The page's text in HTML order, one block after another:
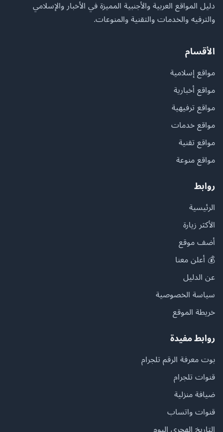
دليل المواقع العربية والأجنبية المميزة في الأخبار والإسلامي
والترفيه والخدمات والتقنية والمنوعات.
الأقسام
مواقع إسلامية
مواقع أخبارية
مواقع ترفيهية
مواقع خدمات
مواقع تقنية
مواقع منوعة
روابط
الرئيسية
الأكثر زيارة
أضف موقع
💰 أعلن معنا
عن الدليل
سياسة الخصوصية
خريطة الموقع
روابط مفيدة
بوت معرفة الرقم تلجرام
قنوات تلجرام
ضيافة منزلية
قنوات واتساب
التاريخ الهجري اليوم